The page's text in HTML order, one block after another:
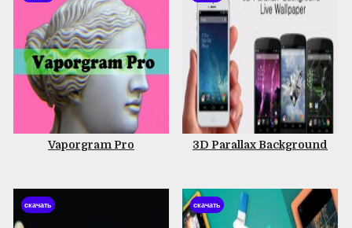
Vaporgram Pro 3D Parallax Background
скачать скачать